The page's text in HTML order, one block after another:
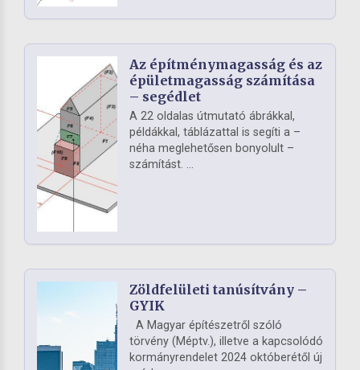
Az építménymagasság és az
épületmagasság számítása
– segédlet
A 22 oldalas útmutató ábrákkal,
példákkal, táblázattal is segíti a –
néha meglehetősen bonyolult –
számítást. ...
Zöldfelületi tanúsítvány –
GYIK
A Magyar építészetről szóló
törvény (Méptv.), illetve a kapcsolódó
kormányrendelet 2024 októberétől új